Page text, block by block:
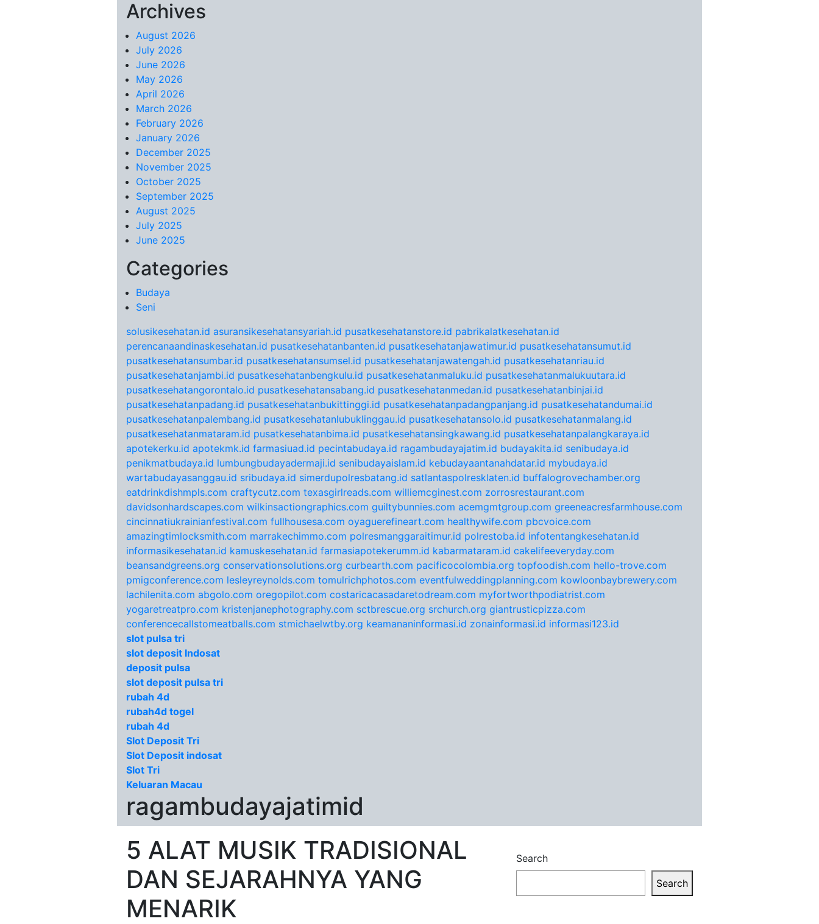
Skip to content
Archives
August 2026
July 2026
June 2026
May 2026
April 2026
March 2026
February 2026
January 2026
December 2025
November 2025
October 2025
September 2025
August 2025
July 2025
June 2025
Categories
Budaya
Seni
solusikesehatan.id asuransikesehatansyariah.id pusatkesehatanstore.id pabrikalatkesehatan.id
perencanaandinaskesehatan.id pusatkesehatanbanten.id pusatkesehatanjawatimur.id pusatkesehatansumut.id
pusatkesehatansumbar.id pusatkesehatansumsel.id pusatkesehatanjawatengah.id pusatkesehatanriau.id
pusatkesehatanjambi.id pusatkesehatanbengkulu.id pusatkesehatanmaluku.id pusatkesehatanmalukuutara.id
pusatkesehatangorontalo.id pusatkesehatansabang.id pusatkesehatanmedan.id pusatkesehatanbinjai.id
pusatkesehatanpadang.id pusatkesehatanbukittinggi.id pusatkesehatanpadangpanjang.id pusatkesehatandumai.id
pusatkesehatanpalembang.id pusatkesehatanlubuklinggau.id pusatkesehatansolo.id pusatkesehatanmalang.id
pusatkesehatanmataram.id pusatkesehatanbima.id pusatkesehatansingkawang.id pusatkesehatanpalangkaraya.id
apotekerku.id apotekmk.id farmasiuad.id pecintabudaya.id ragambudayajatim.id budayakita.id senibudaya.id
penikmatbudaya.id lumbungbudayadermaji.id senibudayaislam.id kebudayaantanahdatar.id mybudaya.id
wartabudayasanggau.id sribudaya.id simerdupolresbatang.id satlantaspolresklaten.id buffalogrovechamber.org
eatdrinkdishmpls.com craftycutz.com texasgirlreads.com williemcginest.com zorrosrestaurant.com
davidsonhardscapes.com wilkinsactiongraphics.com guiltybunnies.com acemgmtgroup.com greeneacresfarmhouse.com
cincinnatiukrainianfestival.com fullhousesa.com oyaguerefineart.com healthywife.com pbcvoice.com
amazingtimlocksmith.com marrakechimmo.com polresmanggaraitimur.id polrestoba.id infotentangkesehatan.id
informasikesehatan.id kamuskesehatan.id farmasiapotekerumm.id kabarmataram.id cakelifeeveryday.com
beansandgreens.org conservationsolutions.org curbearth.com pacificocolombia.org topfoodish.com hello-trove.com
pmigconference.com lesleyreynolds.com tomulrichphotos.com eventfulweddingplanning.com kowloonbaybrewery.com
lachilenita.com abgolo.com oregopilot.com costaricacasadaretodream.com myfortworthpodiatrist.com
yogaretreatpro.com kristenjanephotography.com sctbrescue.org srchurch.org giantrusticpizza.com
conferencecallstomeatballs.com stmichaelwtby.org keamananinformasi.id zonainformasi.id informasi123.id
slot pulsa tri
slot deposit Indosat
deposit pulsa
slot deposit pulsa tri
rubah 4d
rubah4d togel
rubah 4d
Slot Deposit Tri
Slot Deposit indosat
Slot Tri
Keluaran Macau
ragambudayajatimid
5 ALAT MUSIK TRADISIONAL
DAN SEJARAHNYA YANG
MENARIK
Search
Search